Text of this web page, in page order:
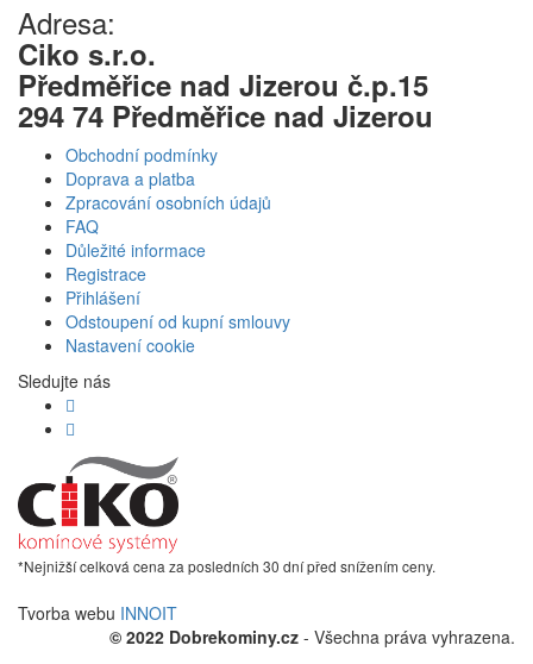
Adresa:
Ciko s.r.o.
Předměřice nad Jizerou č.p.15
294 74 Předměřice nad Jizerou
Obchodní podmínky
Doprava a platba
Zpracování osobních údajů
FAQ
Důležité informace
Registrace
Přihlášení
Odstoupení od kupní smlouvy
Nastavení cookie
Sledujte nás
*Nejnižší celková cena za posledních 30 dní před snížením ceny.
Tvorba webu INNOIT
© 2022 Dobrekominy.cz - Všechna práva vyhrazena.